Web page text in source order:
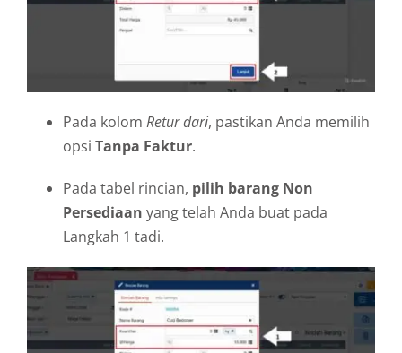
Pada kolom Retur dari, pastikan Anda memilih
opsi Tanpa Faktur.
Pada tabel rincian, pilih barang Non
Persediaan yang telah Anda buat pada
Langkah 1 tadi.